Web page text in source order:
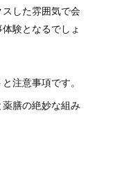
した雰囲気で会
験となるでしょ
注意事項です。
膳の絶妙な組み